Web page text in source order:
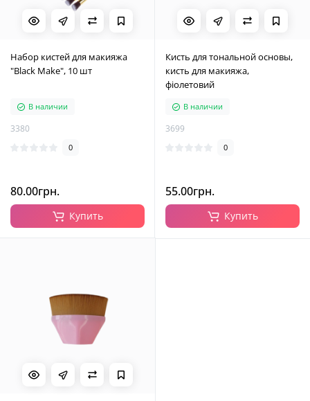
Набор кистей для макияжа
"Black Make", 10 шт
В наличии
3380
0
80.00грн.
Купить
Кисть для тональной основы,
кисть для макияжа,
фіолетовий
В наличии
3699
0
55.00грн.
Купить